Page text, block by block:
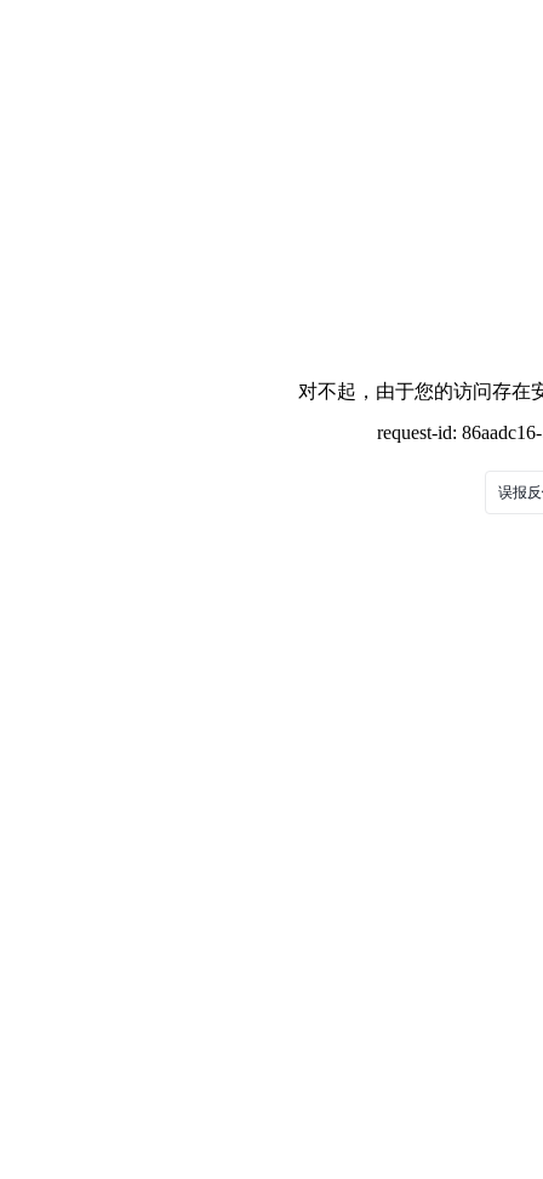
对不起，由于您的访问存在
request-id:
误报